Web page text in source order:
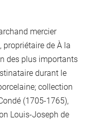
mercier
de À la
des plus importants
durant le
collection
(1705-1765),
Louis-Joseph de